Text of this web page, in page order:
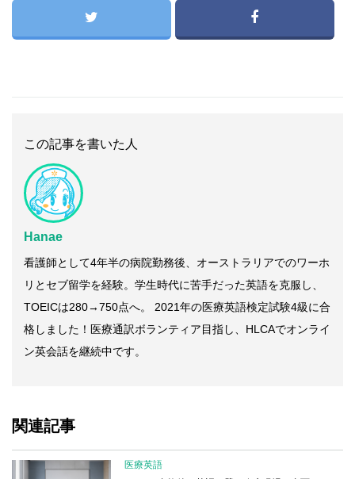
この記事を書いた人
Hanae
看護師として4年半の病院勤務後、オーストラリアでのワーホ
リとセブ留学を経験。学生時代に苦手だった英語を克服し、
TOEICは280→750点へ。 2021年の医療英語検定試験4級に合
格しました！医療通訳ボランティア目指し、HLCAでオンライ
ン英会話を継続中です。
関連記事
医療英語